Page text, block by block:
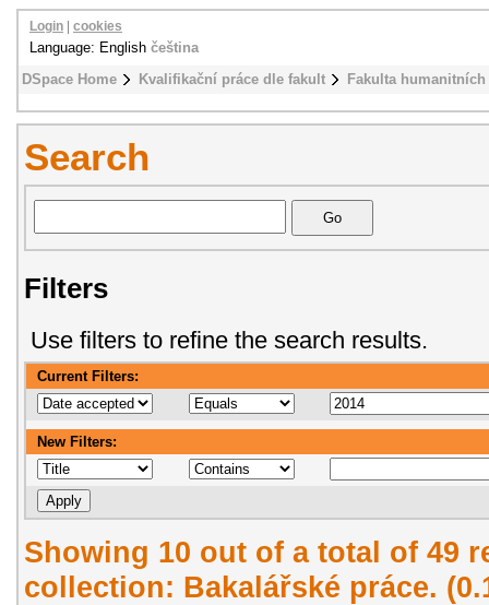
DSpace Home Kvalifikační práce dle fakult Fakulta
Login cookies
Language: English čeština
Search
Filters
Use filters to refine the search results.
Current Filters:
New Filters:
Showing 10 out of a total of 49
collection: Bakalářské práce.